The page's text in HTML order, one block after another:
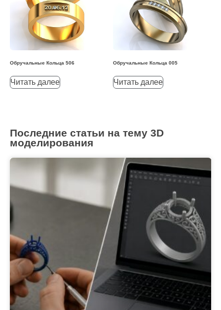
Обручальные Кольца 506
Читать далее
Обручальные Кольца 005
Читать далее
Последние статьи на тему 3D
моделирования